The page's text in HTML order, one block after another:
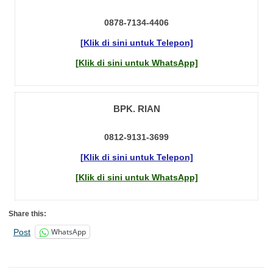
0878-7134-4406
[Klik di sini untuk Telepon]
[Klik di sini untuk WhatsApp]
BPK. RIAN
0812-9131-3699
[Klik di sini untuk Telepon]
[Klik di sini untuk WhatsApp]
Share this:
Post WhatsApp